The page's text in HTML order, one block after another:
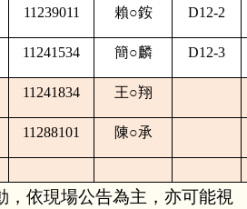
11239011 賴○銨 D12-2
11241534 簡○麟 D12-3
11241834 王○翔
11288101 陳○承
依現場公告為主，亦可能視